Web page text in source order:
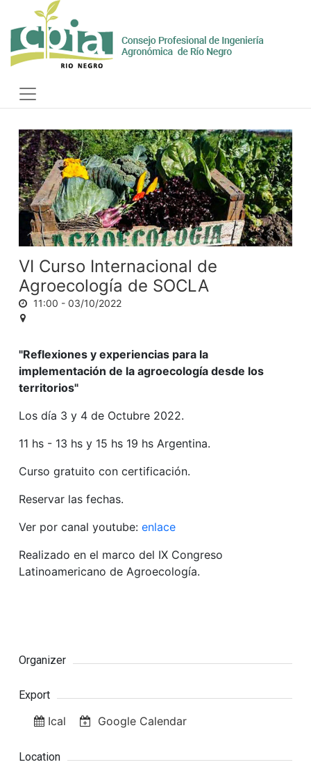
to
content
Toggle
navigation
VI Curso Internacional de
Agroecología de SOCLA
11:00 - 03/10/2022
"Reflexiones y experiencias para la
implementación de la agroecología desde los
territorios"
Los día 3 y 4 de Octubre 2022.
11 hs - 13 hs y 15 hs 19 hs Argentina.
Curso gratuito con certificación.
Reservar las fechas.
Ver por canal youtube: enlace
Realizado en el marco del IX Congreso
Latinoamericano de Agroecología.
Organizer
Export
Ical Google Calendar
Location